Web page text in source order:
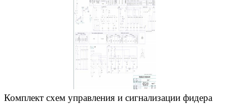
Комплект схем управления и сигнализации фидера